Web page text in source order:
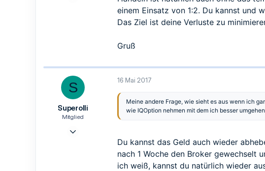
einem Einsatz von 1:2. Du kannst und
Das Ziel ist deine Verluste zu
Gruß
S
Superolli
Mitglied
16 Mai 2017
Meine andere Frage, wie sieht es aus wenn ich
wie IQOption nehmen mit dem ich besser
Du kannst das Geld auch wieder
nach 1 Woche den Broker gewechselt
ich weiß, kannst du natürlich wieder